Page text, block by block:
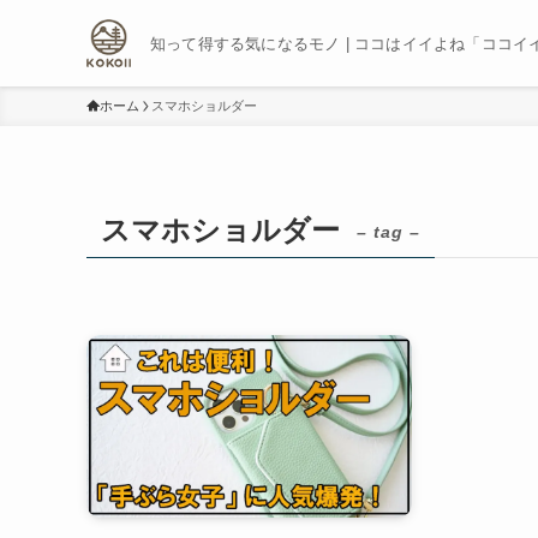
知って得する気になるモノ | ココはイイよね「ココイ
ホーム スマホショルダー
スマホショルダー – tag –